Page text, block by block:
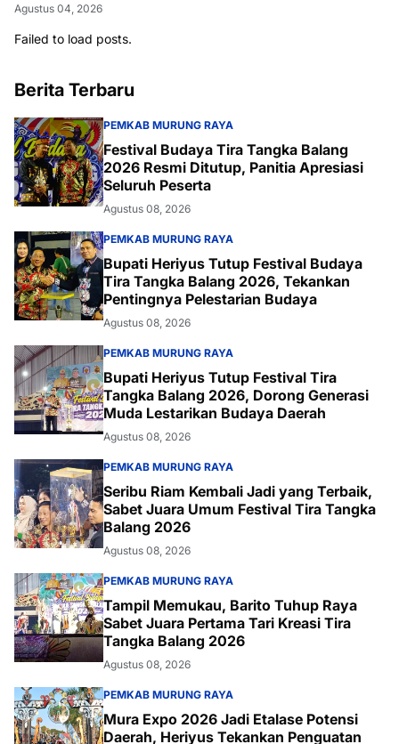
Agustus 04, 2026
Failed to load posts.
Berita Terbaru
PEMKAB MURUNG RAYA
Festival Budaya Tira Tangka Balang
2026 Resmi Ditutup, Panitia Apresiasi
Seluruh Peserta
Agustus 08, 2026
PEMKAB MURUNG RAYA
Bupati Heriyus Tutup Festival Budaya
Tira Tangka Balang 2026, Tekankan
Pentingnya Pelestarian Budaya
Agustus 08, 2026
PEMKAB MURUNG RAYA
Bupati Heriyus Tutup Festival Tira
Tangka Balang 2026, Dorong Generasi
Muda Lestarikan Budaya Daerah
Agustus 08, 2026
PEMKAB MURUNG RAYA
Seribu Riam Kembali Jadi yang Terbaik,
Sabet Juara Umum Festival Tira Tangka
Balang 2026
Agustus 08, 2026
PEMKAB MURUNG RAYA
Tampil Memukau, Barito Tuhup Raya
Sabet Juara Pertama Tari Kreasi Tira
Tangka Balang 2026
Agustus 08, 2026
PEMKAB MURUNG RAYA
Mura Expo 2026 Jadi Etalase Potensi
Daerah, Heriyus Tekankan Penguatan